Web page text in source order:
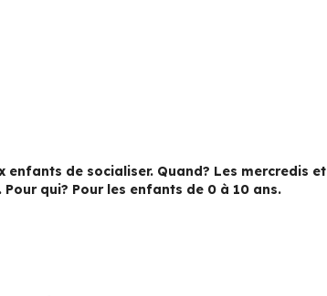
de socialiser. Quand? Les mercredis et
qui? Pour les enfants de 0 à 10 ans.